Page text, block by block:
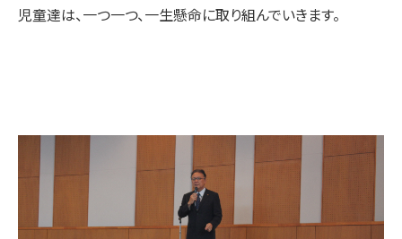
児童達は、一つ一つ、一生懸命に取り組んでいきます。